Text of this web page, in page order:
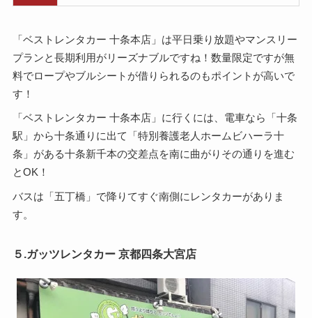
「ベストレンタカー 十条本店」は平日乗り放題やマンスリー
プランと長期利用がリーズナブルですね！数量限定ですが無
料でロープやブルシートが借りられるのもポイントが高いで
す！
「ベストレンタカー 十条本店」に行くには、電車なら「十条
駅」から十条通りに出て「特別養護老人ホームビハーラ十
条」がある十条新千本の交差点を南に曲がりその通りを進む
とOK！
バスは「五丁橋」で降りてすぐ南側にレンタカーがありま
す。
５.ガッツレンタカー 京都四条大宮店